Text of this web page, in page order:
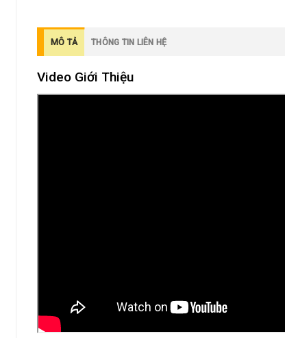
MÔ TẢ THÔNG TIN LIÊN HỆ
Video Giới Thiệu